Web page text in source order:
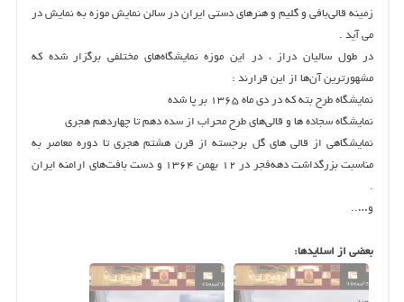
زمینه قالی‌بافی و گلیم و هنرهای دستی ایران در سالن نمایش موزه به نمایش در
می آید .
در طول سالیان دراز ، در این موزه نمایشگاه‌های مختلفی برگزار شده که
مشهورترین آن‌ها از این قرارند :
نمایشگاه طرح بته که در دی ماه ۱۳۶۵ بر پا شده‌
نمایشگاه سجاده‌ ها و قالی‌های طرح محراب از سده دهم تا چهاردهم هجری‌
نمایشگاهی از قالی‌ های گل برجسته از قرن هشتم هجری تا دوره معاصر به
مناسبت بزرگداشت دهه‌فجر در ۱۲ بهمن ۱۳۶۴ و دست بافت‌های ارامنه ایران
‌.
و…..
بعضی از اسلایدها: